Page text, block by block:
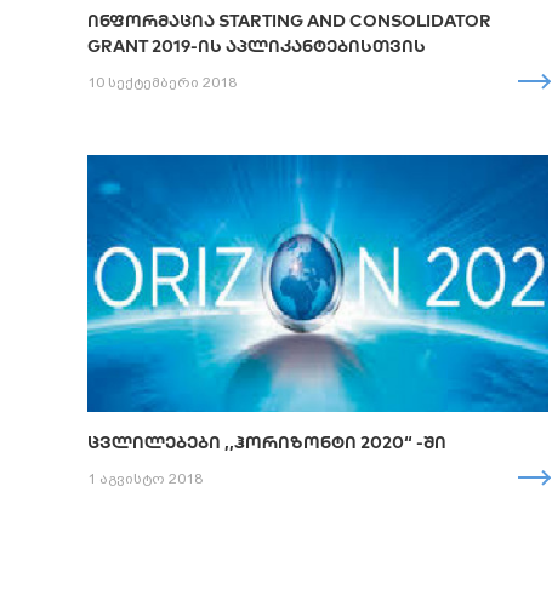
ᲘᲜᲤᲝᲠᲛᲐᲪᲘᲐ STARTING AND CONSOLIDATOR
GRANT 2019-ᲘᲡ ᲐᲞᲚᲘᲙᲐᲜᲢᲔᲑᲘᲡᲗᲕᲘᲡ
10 სექტემბერი 2018
ᲪᲕᲚᲘᲚᲔᲑᲔᲑᲘ ,,ᲰᲝᲠᲘᲖᲝᲜᲢᲘ 2020“ -ᲨᲘ
1 აგვისტო 2018